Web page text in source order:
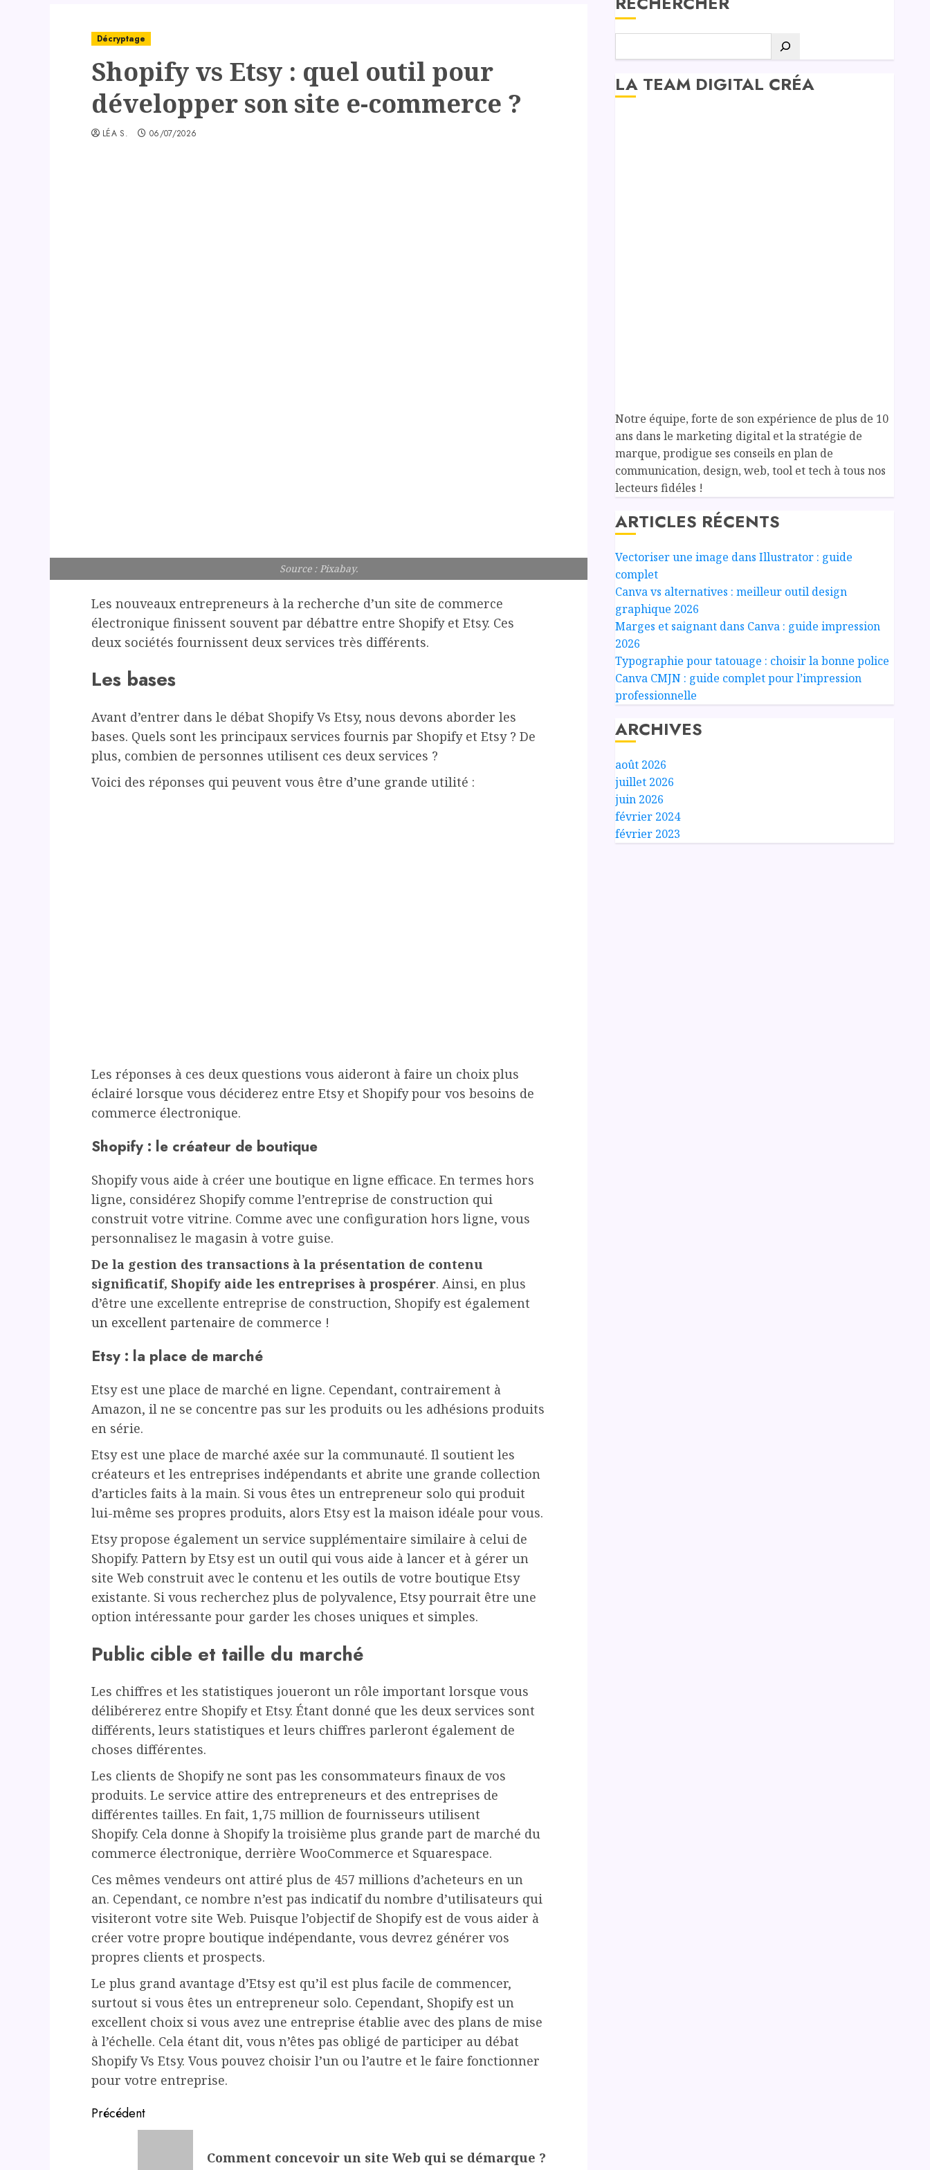
Décryptage
Shopify vs Etsy : quel outil pour
développer son site e-commerce ?
LÉA S. 06/07/2026
Source : Pixabay.
Les nouveaux entrepreneurs à la recherche d’un site de commerce
électronique finissent souvent par débattre entre Shopify et Etsy. Ces
deux sociétés fournissent deux services très différents.
Les bases
Avant d’entrer dans le débat Shopify Vs Etsy, nous devons aborder les
bases. Quels sont les principaux services fournis par Shopify et Etsy ? De
plus, combien de personnes utilisent ces deux services ?
Voici des réponses qui peuvent vous être d’une grande utilité :
Les réponses à ces deux questions vous aideront à faire un choix plus
éclairé lorsque vous déciderez entre Etsy et Shopify pour vos besoins de
commerce électronique.
Shopify : le créateur de boutique
Shopify vous aide à créer une boutique en ligne efficace. En termes hors
ligne, considérez Shopify comme l’entreprise de construction qui
construit votre vitrine. Comme avec une configuration hors ligne, vous
personnalisez le magasin à votre guise.
De la gestion des transactions à la présentation de contenu
significatif, Shopify aide les entreprises à prospérer. Ainsi, en plus
d’être une excellente entreprise de construction, Shopify est également
un excellent partenaire de commerce !
Etsy : la place de marché
Etsy est une place de marché en ligne. Cependant, contrairement à
Amazon, il ne se concentre pas sur les produits ou les adhésions produits
en série.
Etsy est une place de marché axée sur la communauté. Il soutient les
créateurs et les entreprises indépendants et abrite une grande collection
d’articles faits à la main. Si vous êtes un entrepreneur solo qui produit
lui-même ses propres produits, alors Etsy est la maison idéale pour vous.
Etsy propose également un service supplémentaire similaire à celui de
Shopify. Pattern by Etsy est un outil qui vous aide à lancer et à gérer un
site Web construit avec le contenu et les outils de votre boutique Etsy
existante. Si vous recherchez plus de polyvalence, Etsy pourrait être une
option intéressante pour garder les choses uniques et simples.
Public cible et taille du marché
Les chiffres et les statistiques joueront un rôle important lorsque vous
délibérerez entre Shopify et Etsy. Étant donné que les deux services sont
différents, leurs statistiques et leurs chiffres parleront également de
choses différentes.
Les clients de Shopify ne sont pas les consommateurs finaux de vos
produits. Le service attire des entrepreneurs et des entreprises de
différentes tailles. En fait, 1,75 million de fournisseurs utilisent
Shopify. Cela donne à Shopify la troisième plus grande part de marché du
commerce électronique, derrière WooCommerce et Squarespace.
Ces mêmes vendeurs ont attiré plus de 457 millions d’acheteurs en un
an. Cependant, ce nombre n’est pas indicatif du nombre d’utilisateurs qui
visiteront votre site Web. Puisque l’objectif de Shopify est de vous aider à
créer votre propre boutique indépendante, vous devrez générer vos
propres clients et prospects.
Le plus grand avantage d’Etsy est qu’il est plus facile de commencer,
surtout si vous êtes un entrepreneur solo. Cependant, Shopify est un
excellent choix si vous avez une entreprise établie avec des plans de mise
à l’échelle. Cela étant dit, vous n’êtes pas obligé de participer au débat
Shopify Vs Etsy. Vous pouvez choisir l’un ou l’autre et le faire fonctionner
pour votre entreprise.
Post
Précédent
Comment concevoir un site Web qui se démarque ?
LA TEAM DIGITAL CRÉA
Notre équipe, forte de son expérience de plus de 10
ans dans le marketing digital et la stratégie de
marque, prodigue ses conseils en plan de
communication, design, web, tool et tech à tous nos
lecteurs fidéles !
ARTICLES RÉCENTS
Vectoriser une image dans Illustrator : guide
complet
Canva vs alternatives : meilleur outil design
graphique 2026
Marges et saignant dans Canva : guide impression
2026
Typographie pour tatouage : choisir la bonne police
Canva CMJN : guide complet pour l’impression
professionnelle
ARCHIVES
août 2026
juillet 2026
juin 2026
février 2024
février 2023